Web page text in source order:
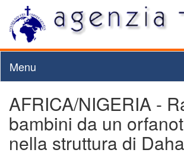
Menu
AFRICA/NIGERIA -
bambini da un
nella struttura di